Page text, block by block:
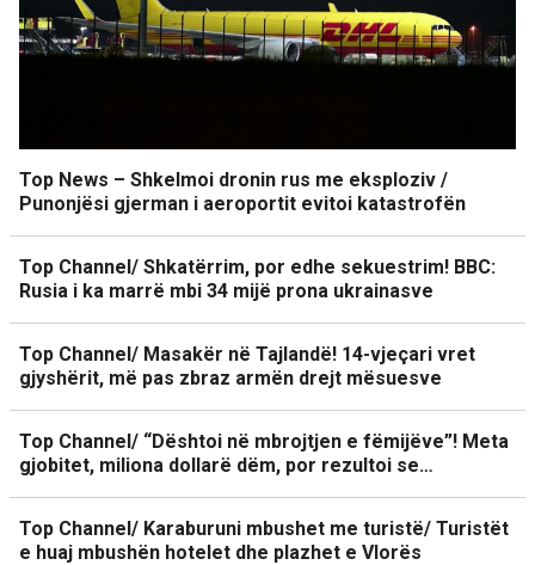
Top News – Shkelmoi dronin rus me eksploziv /
Punonjësi gjerman i aeroportit evitoi katastrofën
Top Channel/ Shkatërrim, por edhe sekuestrim! BBC:
Rusia i ka marrë mbi 34 mijë prona ukrainasve
Top Channel/ Masakër në Tajlandë! 14-vjeçari vret
gjyshërit, më pas zbraz armën drejt mësuesve
Top Channel/ “Dështoi në mbrojtjen e fëmijëve”! Meta
gjobitet, miliona dollarë dëm, por rezultoi se…
Top Channel/ Karaburuni mbushet me turistë/ Turistët
e huaj mbushën hotelet dhe plazhet e Vlorës